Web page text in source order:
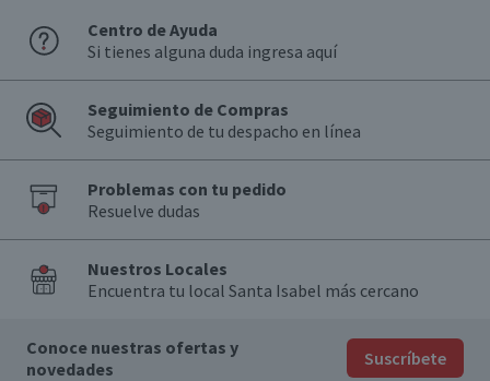
Centro de Ayuda
Si tienes alguna duda ingresa aquí
Seguimiento de Compras
Seguimiento de tu despacho en línea
Problemas con tu pedido
Resuelve dudas
Nuestros Locales
Encuentra tu local Santa Isabel más cercano
Conoce nuestras ofertas y
novedades
Suscríbete